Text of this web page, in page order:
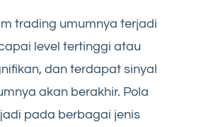
trading umumnya terjadi
level tertinggi atau
dan terdapat sinyal
akan berakhir. Pola
pada berbagai jenis